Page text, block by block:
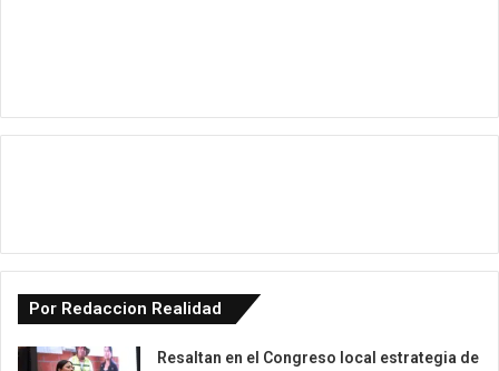
Por Redaccion Realidad
Resaltan en el Congreso local estrategia de